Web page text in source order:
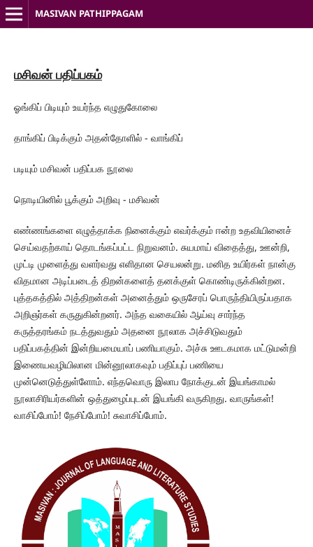
MASIVAN PATHIPPAGAM
மசிவன் பதிப்பகம்
ஓங்கிப் பிடியும் உயர்ந்த எழுதுகோலை
தாங்கிப் பிடிக்கும் அதன்தோளில் - வாங்கிப்
படியும் மசிவன் பதிப்பக நூலை
நொடியினில் பூக்கும் அறிவு - மசிவன்
எண்ணங்களை எழுத்தாக்க நினைக்கும் எவர்க்கும் ஈன்ற உதவியினைச்
செய்வதற்காய் தொடங்கப்பட்ட நிறுவனம். சுயமாய் விதைத்து, ஊன்றி,
முட்டி முளைத்து வளர்வது எளிதான செயலன்று. மனித உயிர்கள் நான்கு
விதமான அடிப்படைத் திறன்களைத் தனக்குள் கொண்டிருக்கின்றன.
புத்தகத்தில் அத்திறன்கள் அனைத்தும் ஒருசேரப் பொருந்தியிருப்பதாக
அறிஞர்கள் கருதுகின்றனர். அந்த வகையில் ஆய்வு சார்ந்த
கருத்தரங்கம் நடத்துவதும் அதனை நூலாக அச்சிடுவதும்
பதிப்பகத்தின் இன்றியமையாப் பணியாகும். அச்சு ஊடகமாக மட்டுமன்றி
இணையவழியிலான மின்னூலாகவும் பதிப்புப் பணியை
முன்னெடுத்துள்ளோம். எந்தவொரு இலாப நோக்குடன் இயங்காமல்
நூலாசிரியர்களின் ஒத்துழைப்புடன் இயங்கி வருகிறது. வாருங்கள்!
வாசிப்போம்! நேசிப்போம்! சுவாசிப்போம்.